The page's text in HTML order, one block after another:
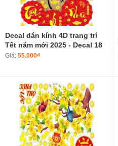
Decal dán kính 4D trang trí
Tết năm mới 2025 - Decal 18
Giá: 55.000₫